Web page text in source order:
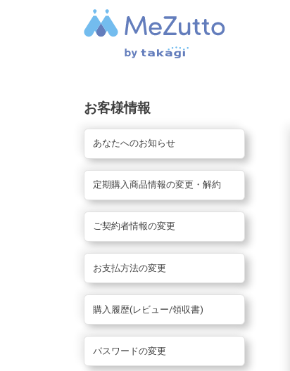
お客様情報
あなたへのお知らせ
定期購入商品情報の変更・解約
ご契約者情報の変更
お支払方法の変更
購入履歴(レビュー/領収書)
パスワードの変更